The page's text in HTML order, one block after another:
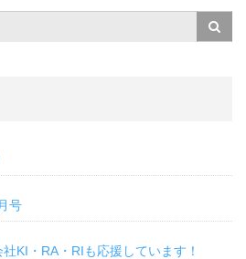
号
KI・RA・RIも応援しています！